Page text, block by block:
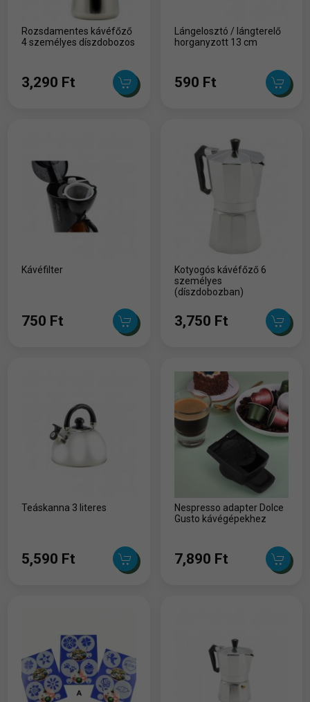
Rozsdamentes kávéfőző
4 személyes díszdobozos
3,290 Ft
Lángelosztó / lángterelő
horganyzott 13 cm
590 Ft
Kávéfilter
750 Ft
Kotyogós kávéfőző 6
személyes
(díszdobozban)
3,750 Ft
Teáskanna 3 literes
5,590 Ft
Nespresso adapter Dolce
Gusto kávégépekhez
7,890 Ft